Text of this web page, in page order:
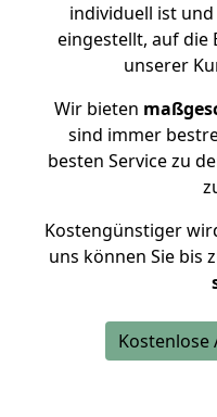
individuell ist
eingestellt, auf die
unserer
Wir bieten
sind immer
besten Service zu
Kostengünstiger
uns können Sie bis
Kostenlose